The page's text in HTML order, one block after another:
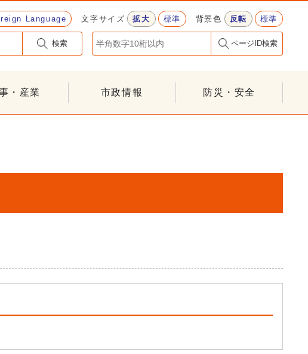
Language 文字サイズ 拡大 標準 背景色 反転 標準
検索 ページID検索
・産業 市政情報 防災・安全